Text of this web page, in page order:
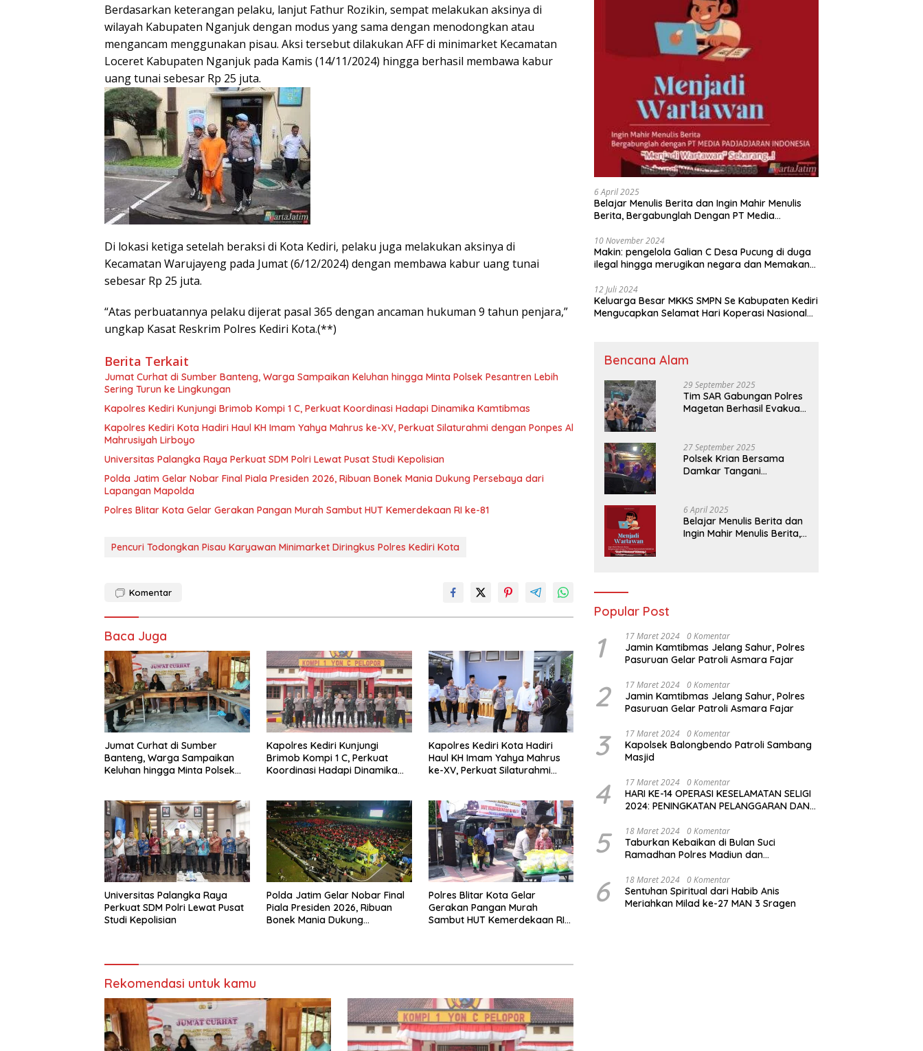
Berdasarkan keterangan pelaku, lanjut Fathur Rozikin, sempat melakukan aksinya di
wilayah Kabupaten Nganjuk dengan modus yang sama dengan menodongkan atau
mengancam menggunakan pisau. Aksi tersebut dilakukan AFF di minimarket Kecamatan
Loceret Kabupaten Nganjuk pada Kamis (14/11/2024) hingga berhasil membawa kabur
uang tunai sebesar Rp 25 juta.
Di lokasi ketiga setelah beraksi di Kota Kediri, pelaku juga melakukan aksinya di
Kecamatan Warujayeng pada Jumat (6/12/2024) dengan membawa kabur uang tunai
sebesar Rp 25 juta.
“Atas perbuatannya pelaku dijerat pasal 365 dengan ancaman hukuman 9 tahun penjara,”
ungkap Kasat Reskrim Polres Kediri Kota.(**)
Berita Terkait
Jumat Curhat di Sumber Banteng, Warga Sampaikan Keluhan hingga Minta Polsek Pesantren Lebih
Sering Turun ke Lingkungan
Kapolres Kediri Kunjungi Brimob Kompi 1 C, Perkuat Koordinasi Hadapi Dinamika Kamtibmas
Kapolres Kediri Kota Hadiri Haul KH Imam Yahya Mahrus ke-XV, Perkuat Silaturahmi dengan Ponpes Al
Mahrusiyah Lirboyo
Universitas Palangka Raya Perkuat SDM Polri Lewat Pusat Studi Kepolisian
Polda Jatim Gelar Nobar Final Piala Presiden 2026, Ribuan Bonek Mania Dukung Persebaya dari
Lapangan Mapolda
Polres Blitar Kota Gelar Gerakan Pangan Murah Sambut HUT Kemerdekaan RI ke-81
Pencuri Todongkan Pisau Karyawan Minimarket Diringkus Polres Kediri Kota
Komentar
Baca Juga
Jumat Curhat di Sumber
Banteng, Warga Sampaikan
Keluhan hingga Minta Polsek
Kapolres Kediri Kunjungi
Brimob Kompi 1 C, Perkuat
Koordinasi Hadapi Dinamika
Kapolres Kediri Kota Hadiri
Haul KH Imam Yahya Mahrus
ke-XV, Perkuat Silaturahmi
Universitas Palangka Raya
Perkuat SDM Polri Lewat Pusat
Studi Kepolisian
Polda Jatim Gelar Nobar Final
Piala Presiden 2026, Ribuan
Bonek Mania Dukung
Polres Blitar Kota Gelar
Gerakan Pangan Murah
Sambut HUT Kemerdekaan RI
Rekomendasi untuk kamu
6 April 2025
Belajar Menulis Berita dan Ingin Mahir Menulis
Berita, Bergabunglah Dengan PT Media
10 November 2024
Makin: pengelola Galian C Desa Pucung di duga
ilegal hingga merugikan negara dan Memakan
12 Juli 2024
Keluarga Besar MKKS SMPN Se Kabupaten Kediri
Mengucapkan Selamat Hari Koperasi Nasional
Bencana Alam
29 September 2025
Tim SAR Gabungan Polres
Magetan Berhasil Evakuasi
27 September 2025
Polsek Krian Bersama
Damkar Tangani
Cluster Lotus
6 April 2025
Belajar Menulis Berita dan
Ingin Mahir Menulis Berita,
Popular Post
1 17 Maret 2024 0 Komentar
Jamin Kamtibmas Jelang Sahur, Polres
Pasuruan Gelar Patroli Asmara Fajar
2 17 Maret 2024 0 Komentar
Jamin Kamtibmas Jelang Sahur, Polres
Pasuruan Gelar Patroli Asmara Fajar
3 17 Maret 2024 0 Komentar
Kapolsek Balongbendo Patroli Sambang
Masjid
4 17 Maret 2024 0 Komentar
HARI KE-14 OPERASI KESELAMATAN SELIGI
2024: PENINGKATAN PELANGGARAN DAN
5 18 Maret 2024 0 Komentar
Taburkan Kebaikan di Bulan Suci
Ramadhan Polres Madiun dan
6 18 Maret 2024 0 Komentar
Sentuhan Spiritual dari Habib Anis
Meriahkan Milad ke-27 MAN 3 Sragen